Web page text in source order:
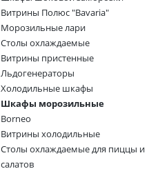
Витрины Полюс "Bavaria"
Морозильные лари
Столы охлаждаемые
Витрины пристенные
Льдогенераторы
Холодильные шкафы
Шкафы морозильные
Borneo
Витрины холодильные
Столы охлаждаемые для пиццы и
салатов